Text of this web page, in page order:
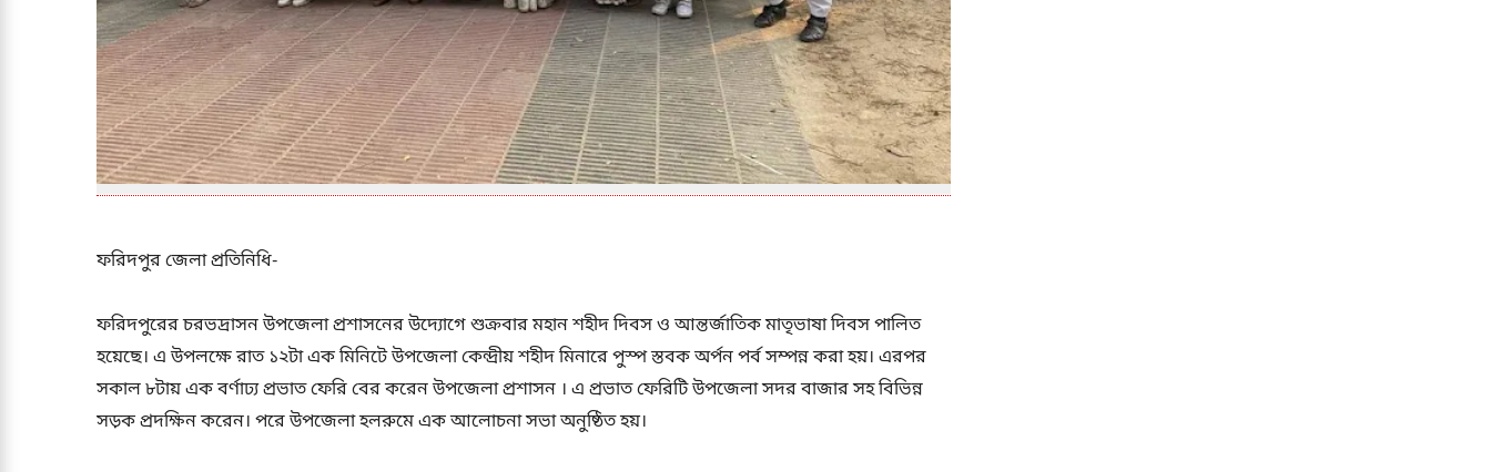
ফরিদপুর জেলা প্রতিনিধি-
ফরিদপুরের চরভদ্রাসন উপজেলা প্রশাসনের উদ্যোগে শুক্রবার মহান শহীদ দিবস ও আন্তর্জাতিক মাতৃভাষা দিবস পালিত
হয়েছে। এ উপলক্ষে রাত ১২টা এক মিনিটে উপজেলা কেন্দ্রীয় শহীদ মিনারে পুস্প স্তবক অর্পন পর্ব সম্পন্ন করা হয়। এরপর
সকাল ৮টায় এক বর্ণাঢ্য প্রভাত ফেরি বের করেন উপজেলা প্রশাসন । এ প্রভাত ফেরিটি উপজেলা সদর বাজার সহ বিভিন্ন
সড়ক প্রদক্ষিন করেন। পরে উপজেলা হলরুমে এক আলোচনা সভা অনুষ্ঠিত হয়।